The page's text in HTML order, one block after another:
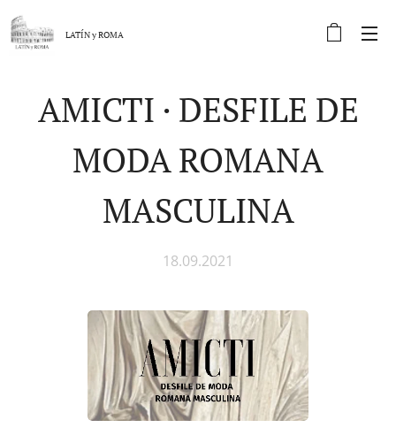
LATÍN yROMA
AMICTI · DESFILE DE
MODA ROMANA
MASCULINA
18.09.2021